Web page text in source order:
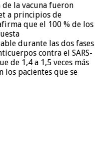
la vacuna fueron
a principios de
que el 100 % de los
durante las dos fases
contra el SARS-
de 1,4 a 1,5 veces más
los pacientes que se